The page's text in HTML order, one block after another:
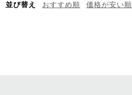
並び替え おすすめ順 価格が安い順